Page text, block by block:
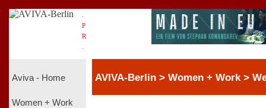
P
R
Aviva - Home
Women + Work
AVIVA-Berlin > Women + Work >